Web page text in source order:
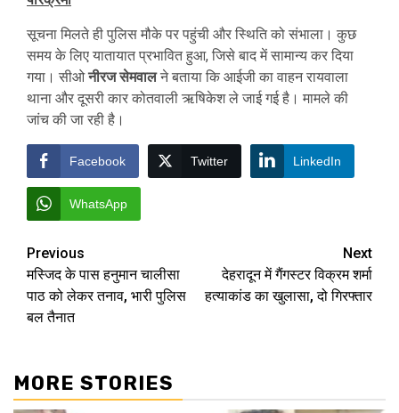
सूचना मिलते ही पुलिस मौके पर पहुंची और स्थिति को संभाला। कुछ
समय के लिए यातायात प्रभावित हुआ, जिसे बाद में सामान्य कर दिया
गया। सीओनीरज सेमवालने बताया कि आईजी का वाहन रायवाला
थाना और दूसरी कार कोतवाली ऋषिकेश ले जाई गई है। मामले की
जांच की जा रही है।
Facebook Twitter LinkedIn
WhatsApp
Post
navigation
Previous
मस्जिद के पास हनुमान चालीसा
पाठ को लेकर तनाव, भारी पुलिस
बल तैनात
Next
देहरादून में गैंगस्टर विक्रम शर्मा
हत्याकांड का खुलासा, दो गिरफ्तार
MORE STORIES